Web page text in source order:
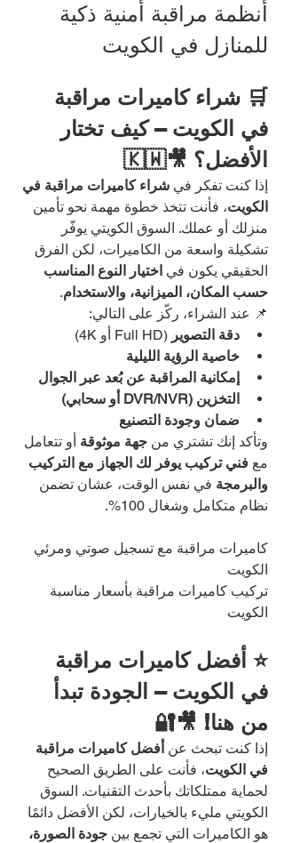
أنظمة مراقبة أمنية ذكية
للمنازل في الكويت
🛒 شراء كاميرات مراقبة
في الكويت – كيف تختار
الأفضل؟ 🎥🇰🇼
إذا كنت تفكر في شراء كاميرات مراقبة في
الكويت، فأنت تتخذ خطوة مهمة نحو تأمين
منزلك أو عملك. السوق الكويتي يوفّر
تشكيلة واسعة من الكاميرات، لكن الفرق
الحقيقي يكون في اختيار النوع المناسب
حسب المكان، الميزانية، والاستخدام.
📌 عند الشراء، ركّز على التالي:
دقة التصوير (Full HD أو 4K)
خاصية الرؤية الليلية
إمكانية المراقبة عن بُعد عبر الجوال
التخزين (DVR/NVR أو سحابي)
ضمان وجودة التصنيع
وتأكد إنك تشتري من جهة موثوقة أو تتعامل
مع فني تركيب يوفر لك الجهاز مع التركيب
والبرمجة في نفس الوقت، عشان تضمن
نظام متكامل وشغال 100%.
كاميرات مراقبة مع تسجيل صوتي ومرئي
الكويت
تركيب كاميرات مراقبة بأسعار مناسبة
الكويت
⭐ أفضل كاميرات مراقبة
في الكويت – الجودة تبدأ
من هنا! 🎥🔐
إذا كنت تبحث عن أفضل كاميرات مراقبة
في الكويت، فأنت على الطريق الصحيح
لحماية ممتلكاتك بأحدث التقنيات. السوق
الكويتي مليء بالخيارات، لكن الأفضل دائمًا
هو الكاميرات التي تجمع بين جودة الصورة،